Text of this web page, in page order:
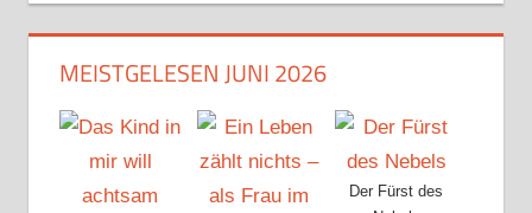
MEISTGELESEN JUNI 2026
Der Fürst des